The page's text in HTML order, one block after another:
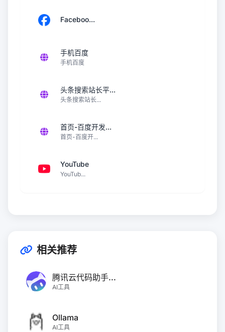
Faceboo...
手机百度
手机百度
头条搜索站长平...
头条搜索站长...
首页-百度开发...
首页-百度开...
YouTube
YouTub...
相关推荐
腾讯云代码助手...
AI工具
Ollama
AI工具